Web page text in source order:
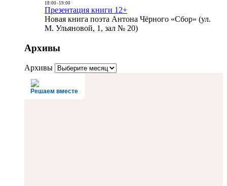
18:00- 19:00
Презентация книги 12+
Новая книга поэта Антона Чёрного «Сбор» (ул.
М. Ульяновой, 1, зал № 20)
Архивы
Архивы
Решаем вместе